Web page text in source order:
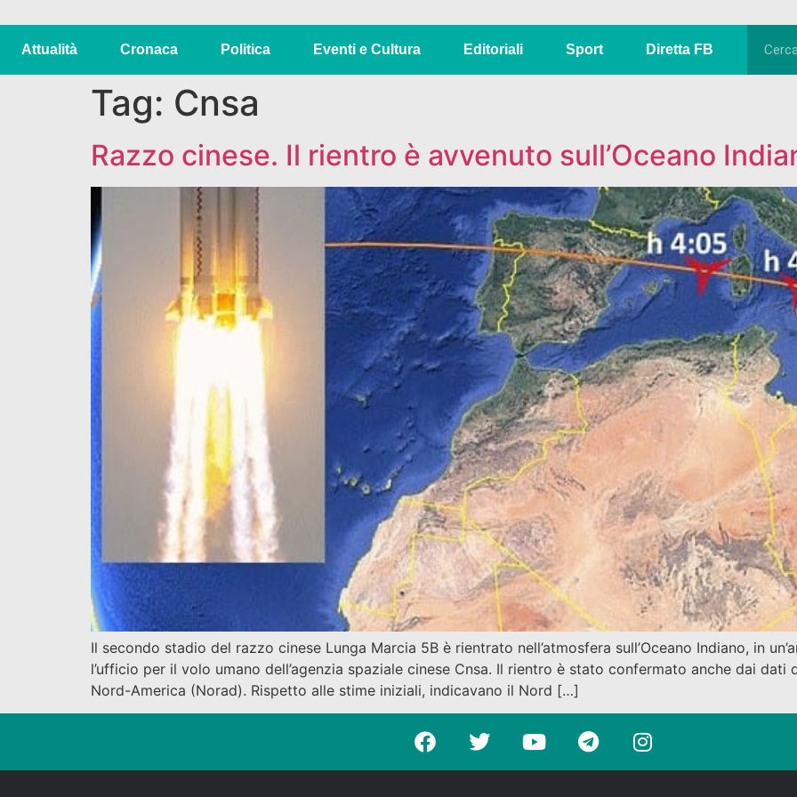
Attualità Cronaca Politica Eventi e Cultura Editoriali Sport Diretta FB
Tag: Cnsa
Razzo cinese. Il rientro è avvenuto sull’Oceano
Il secondo stadio del razzo cinese Lunga Marcia 5B è rientrato nell’atmosfera sull’Oceano Indiano, in
l’ufficio per il volo umano dell’agenzia spaziale cinese Cnsa. Il rientro è stato confermato anche dai
Nord-America (Norad). Rispetto alle stime iniziali, indicavano il Nord […]